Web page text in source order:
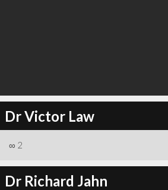
Dr Victor Law
∞ 2
Dr Richard Jahn